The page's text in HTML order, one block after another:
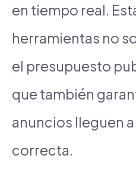
en tiempo real.
herramientas no
el presupuesto
que también
anuncios lleguen
correcta.